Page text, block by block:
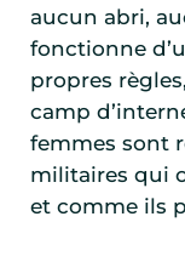
aucun abri,
fonctionne
propres
camp
femmes sont
militaires qui
et comme ils